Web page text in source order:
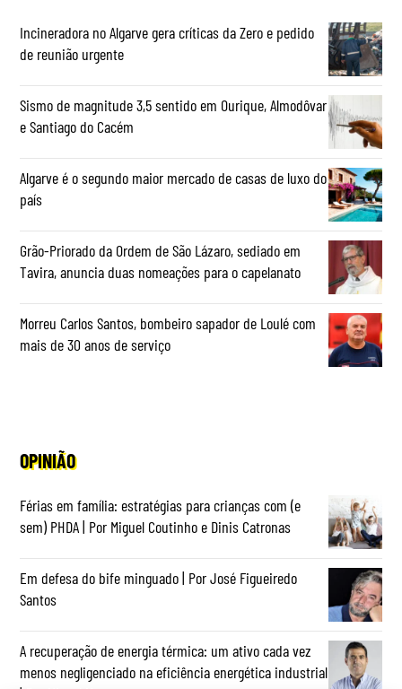
Incineradora no Algarve gera críticas da Zero e pedido
de reunião urgente
Sismo de magnitude 3,5 sentido em Ourique, Almodôvar
e Santiago do Cacém
Algarve é o segundo maior mercado de casas de luxo do
país
Grão-Priorado da Ordem de São Lázaro, sediado em
Tavira, anuncia duas nomeações para o capelanato
Morreu Carlos Santos, bombeiro sapador de Loulé com
mais de 30 anos de serviço
OPINIÃO
Férias em família: estratégias para crianças com (e
sem) PHDA | Por Miguel Coutinho e Dinis Catronas
Em defesa do bife minguado | Por José Figueiredo
Santos
A recuperação de energia térmica: um ativo cada vez
menos negligenciado na eficiência energética industrial